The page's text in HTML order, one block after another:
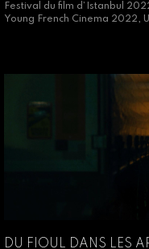
Festival du film d’Istanbul
Young French Cinema 2022,
DU FIOUL DANS LES